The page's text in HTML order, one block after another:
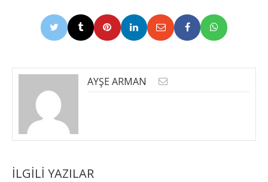
AYŞE ARMAN
İLGILI YAZILAR